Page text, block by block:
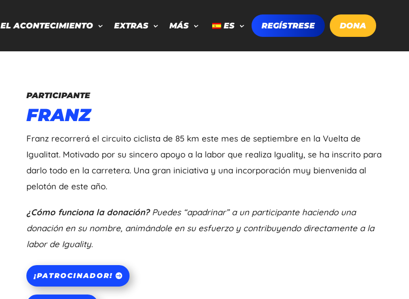
EL ACONTECIMIENTO EXTRAS MÁS ES REGÍSTRESE DONA
PARTICIPANTE
FRANZ
Franz recorrerá el circuito ciclista de 85 km este mes de septiembre en la Vuelta de
Igualitat. Motivado por su sincero apoyo a la labor que realiza Iguality, se ha inscrito para
darlo todo en la carretera. Una gran iniciativa y una incorporación muy bienvenida al
pelotón de este año.
¿Cómo funciona la donación?Puedes “apadrinar” a un participante haciendo una
donación en su nombre, animándole en su esfuerzo y contribuyendo directamente a la
labor de Iguality.
¡PATROCINADOR!